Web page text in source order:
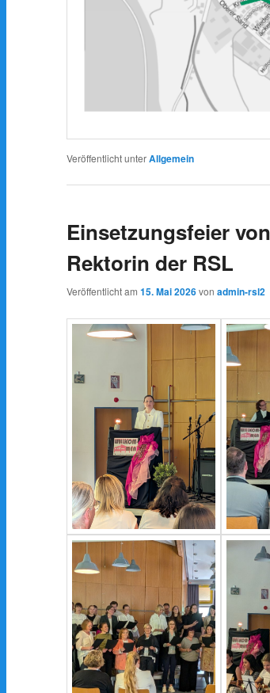
Veröffentlicht unterAllgemein
Einsetzungsfeier
Rektorin der RSL
Veröffentlicht am 15. Mai 2026von admin-rsl2